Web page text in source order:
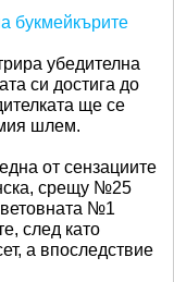
букмейкърите
убедителна
си достига до
ще се
шлем.
от сензациите
срещу №25
№1
след като
а впоследствие